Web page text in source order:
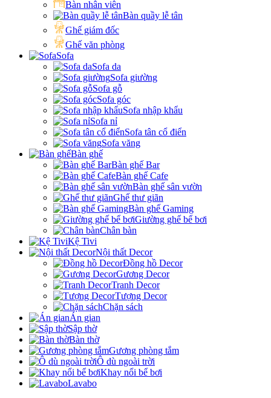
Bàn nhân viên
Bàn quầy lễ tân
Ghế giám đốc
Ghế văn phòng
Sofa
Sofa da
Sofa giường
Sofa gỗ
Sofa góc
Sofa nhập khẩu
Sofa nỉ
Sofa tân cổ điển
Sofa văng
Bàn ghế
Bàn ghế Bar
Bàn ghế Cafe
Bàn ghế sân vườn
Ghế thư giãn
Bàn ghế Gaming
Giường ghế bể bơi
Chân bàn
Kệ Tivi
Nội thất Decor
Đồng hồ Decor
Gương Decor
Tranh Decor
Tượng Decor
Chặn sách
Án gian
Sập thờ
Bàn thờ
Gương phòng tắm
Ô dù ngoài trời
Khay nổi bể bơi
Lavabo